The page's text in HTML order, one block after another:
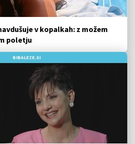
v kopalkah: z možem
poletju
BIBALEZE.SI